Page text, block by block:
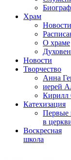
Храм
О храме
Новости
Творчество
Анна
иерей
Кирилл
Катехизация
Первые
в
Воскресная
школа